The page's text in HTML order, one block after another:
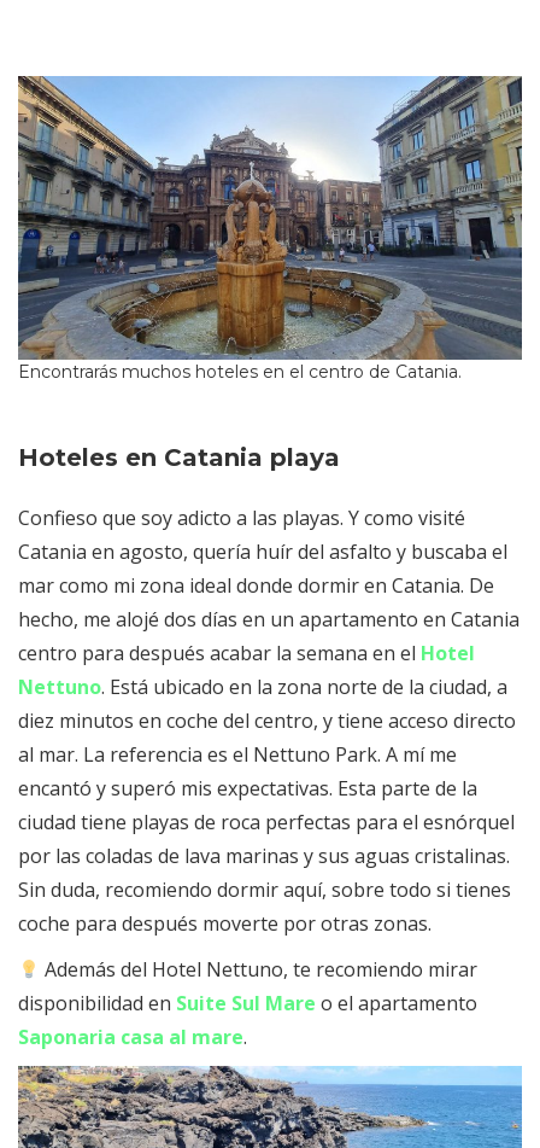
Encontrarás muchos hoteles en el centro de Catania.
Hoteles en Catania playa
Confieso que soy adicto a las playas. Y como visité
Catania en agosto, quería huír del asfalto y buscaba el
mar como mi zona ideal donde dormir en Catania. De
hecho, me alojé dos días en un apartamento en Catania
centro para después acabar la semana en el Hotel
Nettuno. Está ubicado en la zona norte de la ciudad, a
diez minutos en coche del centro, y tiene acceso directo
al mar. La referencia es el Nettuno Park. A mí me
encantó y superó mis expectativas. Esta parte de la
ciudad tiene playas de roca perfectas para el esnórquel
por las coladas de lava marinas y sus aguas cristalinas.
Sin duda, recomiendo dormir aquí, sobre todo si tienes
coche para después moverte por otras zonas.
Además del Hotel Nettuno, te recomiendo mirar
disponibilidad en Suite Sul Mare o el apartamento
Saponaria casa al mare.